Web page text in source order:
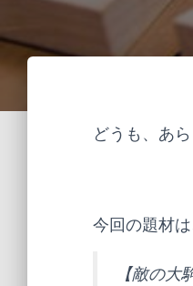
どうも、あら
今回の題材は
【敵の大